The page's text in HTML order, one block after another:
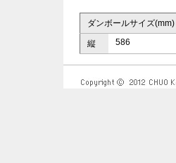
ダンボールサイズ(mm)
縦 586